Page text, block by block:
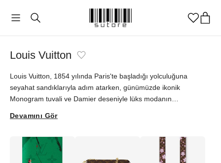
Louis Vuitton
Louis Vuitton, 1854 yılında Paris'te başladığı yolculuğuna
seyahat sandıklarıyla adım atarken, günümüzde ikonik
Monogram tuvali ve Damier deseniyle lüks modanın
gibi klasikleşmiş aksesuarları; fonksiyonel ve zamansız
tasarımlarıyla öne çıkar. Louis Vuitton'un zengin mirasını, sutore
Devamını Gör